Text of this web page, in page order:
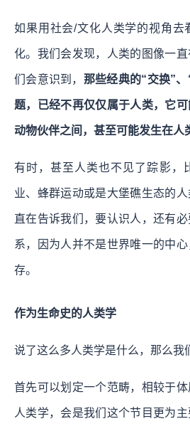
如果用社会/文化人类学的视角去
化。我们会发现，人类的图像一
们会意识到， 那些经典的“交换”
题，已经不再仅仅属于人类，它
动物伙伴之间，甚至可能发生在人
有时，甚至人类也不见了踪影，
业、蜂群运动或是大堡礁生态的
直在告诉我们，要认识人，还有
系，因为人并不是世界唯一的中
存。
作为生命史的人类学
说了这么多人类学是什么，那么我
首先可以划定一个范畴，相较于
人类学，会是我们这个节目更为